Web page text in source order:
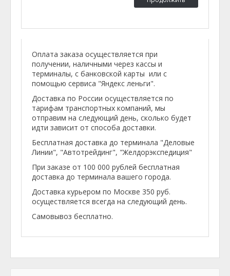
Оплата заказа осуществляется при
получении, наличными через кассы и
терминалы, с банковской карты или с
помощью сервиса "Яндекс леньги".
Доставка по России осуществляется по
тарифам транспортных компаний, мы
отправим на следующий день, сколько будет
идти зависит от способа доставки.
Бесплатная доставка до терминала "Деловые
Линии", "Автотрейдинг", "Желдорэкспедиция"
При заказе от 100 000 рублей бесплатная
доставка до терминала вашего города.
Доставка курьером по Москве 350 руб.
осуществляется всегда на следующий день.
Самовывоз бесплатно.